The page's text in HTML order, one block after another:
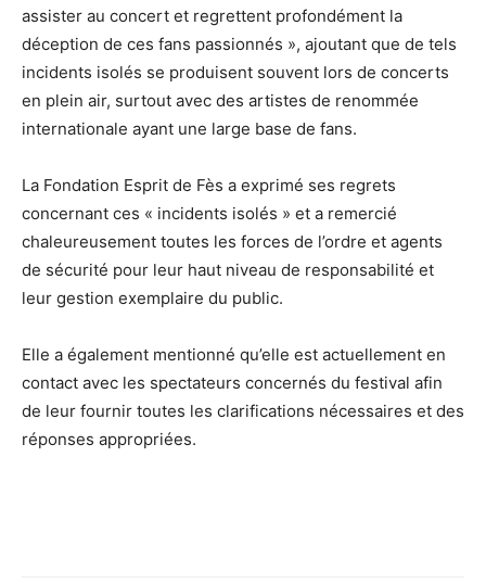
assister au concert et regrettent profondément la
déception de ces fans passionnés », ajoutant que de tels
incidents isolés se produisent souvent lors de concerts
en plein air, surtout avec des artistes de renommée
internationale ayant une large base de fans.
La Fondation Esprit de Fès a exprimé ses regrets
concernant ces « incidents isolés » et a remercié
chaleureusement toutes les forces de l’ordre et agents
de sécurité pour leur haut niveau de responsabilité et
leur gestion exemplaire du public.
Elle a également mentionné qu’elle est actuellement en
contact avec les spectateurs concernés du festival afin
de leur fournir toutes les clarifications nécessaires et des
réponses appropriées.